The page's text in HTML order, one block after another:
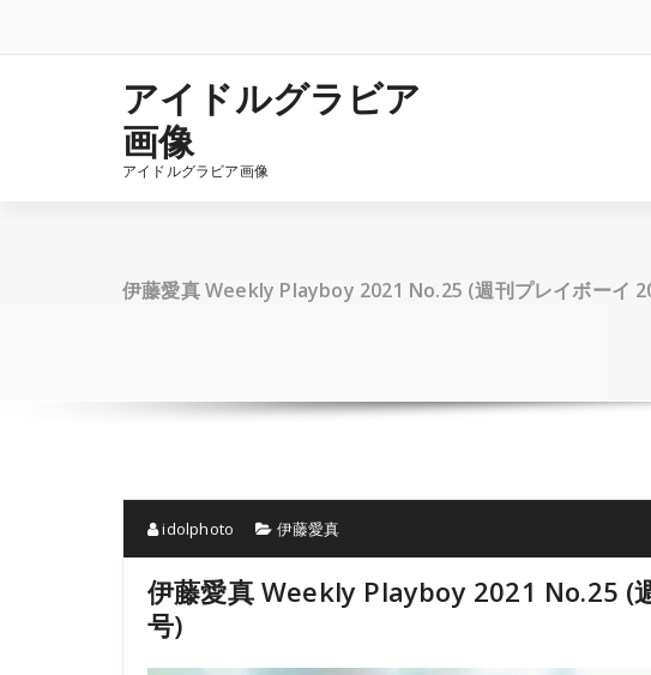
テ
アイドルグラビア
画像
アイドルグラビア画像
伊藤愛真 Weekly Playboy 2021 No.25 (週刊プレイボーイ
idolphoto 伊藤愛真
伊藤愛真 Weekly Playboy 2021 No.25 (
号)